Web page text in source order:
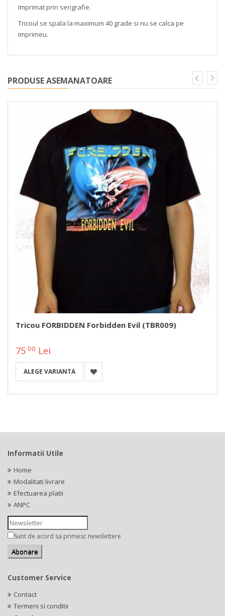
Imprimat prin serigrafie.
Tricoul se spala la maximum 40 grade si nu se calca pe
imprimeu.
PRODUSE ASEMANATOARE
Tricou FORBIDDEN Forbidden Evil (TBR009)
75 00 Lei
ALEGE VARIANTA
Informatii Utile
Home
Modalitati livrare
Efectuarea platii
ANPC
Sunt de acord sa primesc newslettere
Customer Service
Contact
Termeni si conditii